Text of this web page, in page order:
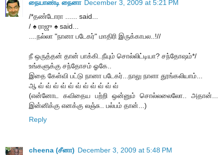
நையாண்டி நைனா December 3, 2009 at 5:21 PM
/*தண்டோரா ...... said...
/ ♠ ராஜு ♠ said...
....நல்லா "நானா படேகர்" மாதிரி இருக்காபல..!//
நீ ஒருத்தன் தான் பாக்கி..நீயும் சொல்லிட்டியா? சந்தோஷம்*/
உங்களுக்கு சந்தோசம் ஓகே..
இதை கேள்வி பட்டு நானா படேகர்...நாலு நாளா தூங்கலியாம்...
ஆ வ் வ் வ் வ் வ் வ் வ் வ் வ் வ் வ்
(என்னோட கவிதைய பற்றி ஒன்னும் சொல்லலைலோ.. அதான்...
இன்னிக்கு எனக்கு லஞ்சு.. பல்பம் தான்...)
Reply
cheena (சீனா) December 3, 2009 at 5:48 PM